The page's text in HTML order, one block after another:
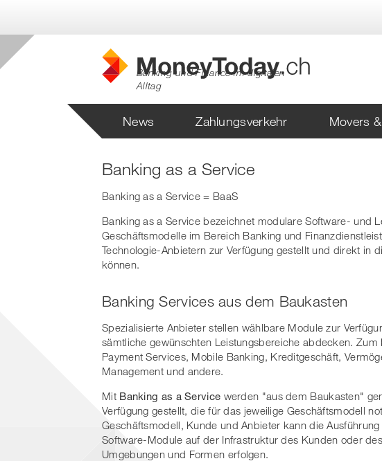
Banking und Finance im digitalen
Alltag
News Zahlungsverkehr
Harmoniserung
Zahlungsverkehr
ISO 20022
Readiness
Movers
Finanzinstitute
Unternehmen &
Institutionen
FAQ
Banking as a Service
Banking as a Service = BaaS
Banking as a Service bezeichnet modulare Software- und
Geschäftsmodelle im Bereich Banking und
Technologie-Anbietern zur Verfügung gestellt und direkt in
können.
Banking Services aus dem Baukasten
Spezialisierte Anbieter stellen wählbare Module zur
sämtliche gewünschten Leistungsbereiche abdecken.
Payment Services, Mobile Banking, Kreditgeschäft,
Management und andere.
Mit Banking as a Service werden "aus dem Baukasten"
Verfügung gestellt, die für das jeweilige Geschäftsmodell
Geschäftsmodell, Kunde und Anbieter kann die
Software-Module auf der Infrastruktur des Kunden oder
Umgebungen und Formen erfolgen.